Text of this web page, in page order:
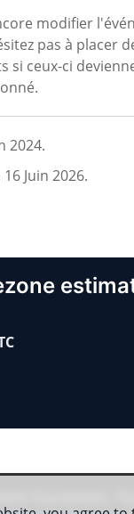
modifier
pas à placer
si ceux-ci
2024.
Juin 2026.
: Welcome